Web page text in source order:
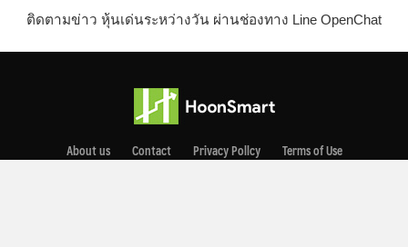
ติดตามข่าว หุ้นเด่นระหว่างวัน ผ่านช่องทาง Line OpenChat
About us Contact Privacy Pollcy Terms of Use